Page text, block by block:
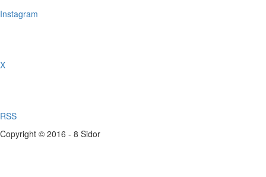
Instagram
X
RSS
Copyright © 2016 - 8 Sidor